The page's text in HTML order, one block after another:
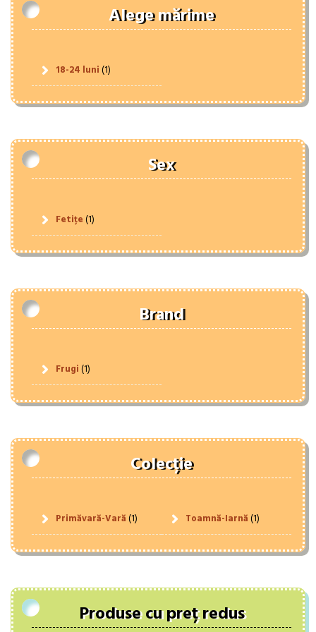
Alege mărime
18-24 luni(1)
Sex
Fetițe(1)
Brand
Frugi(1)
Colecție
Primăvară-Vară(1) Toamnă-Iarnă(1)
Produse cu preț redus